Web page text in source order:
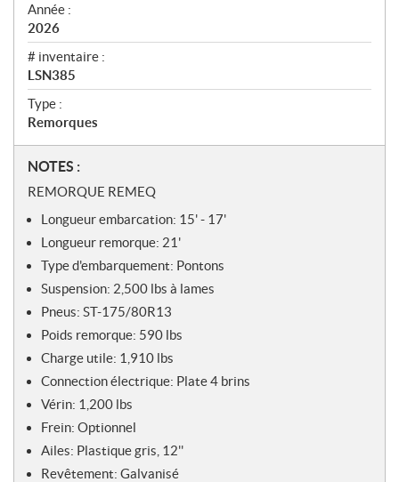
Année :
2026
# inventaire :
LSN385
Type :
Remorques
N
o
e
s
NOTES :
REMORQUE REMEQ
Longueur embarcation: 15' - 17'
Longueur remorque: 21'
Type d'embarquement: Pontons
Suspension: 2,500 lbs à lames
Pneus: ST-175/80R13
Poids remorque: 590 lbs
Charge utile: 1,910 lbs
Connection électrique: Plate 4 brins
Vérin: 1,200 lbs
Frein: Optionnel
Ailes: Plastique gris, 12''
Revêtement: Galvanisé